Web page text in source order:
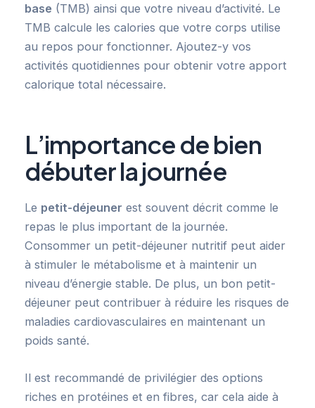
base (TMB) ainsi que votre niveau d’activité. Le
TMB calcule les calories que votre corps utilise
au repos pour fonctionner. Ajoutez-y vos
activités quotidiennes pour obtenir votre apport
calorique total nécessaire.
L’importance de bien
débuter la journée
Le petit-déjeuner est souvent décrit comme le
repas le plus important de la journée.
Consommer un petit-déjeuner nutritif peut aider
à stimuler le métabolisme et à maintenir un
niveau d’énergie stable. De plus, un bon petit-
déjeuner peut contribuer à réduire les risques de
maladies cardiovasculaires en maintenant un
poids santé.
Il est recommandé de privilégier des options
riches en protéines et en fibres, car cela aide à